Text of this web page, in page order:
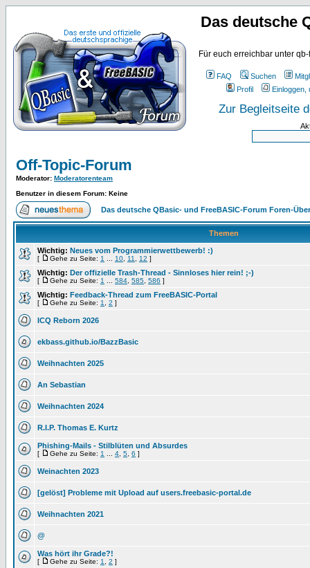
Das deutsche
Für euch erreichbar unter
FAQ Suchen
Profil
Einloggen,
Zur Begleitseite
Off-Topic-Forum
Moderator: Moderatorenteam
Benutzer in diesem Forum: Keine
Das deutsche QBasic- und FreeBASIC-Forum Foren-
Themen
Wichtig: Neues vom Programmierwettbewerb! :)
[ Gehe zu Seite: 1 10 11 12 ]
Wichtig: Der offizielle Trash-Thread - Sinnloses hier rein! ;-)
[ Gehe zu Seite: 1 584 585 586 ]
Wichtig: Feedback-Thread zum FreeBASIC-Portal
[ Gehe zu Seite: 1 2 ]
ICQ Reborn 2026
ekbass.github.io/BazzBasic
Weihnachten 2025
An Sebastian
Weihnachten 2024
R.I.P. Thomas E. Kurtz
Phishing-Mails - Stilblüten und Absurdes
[ Gehe zu Seite: 1 4 5 6 ]
Weinachten 2023
[gelöst] Probleme mit Upload auf users.freebasic-portal.de
Weihnachten 2021
@
Was hört ihr Grade?!
[ Gehe zu Seite: 1 2 ]